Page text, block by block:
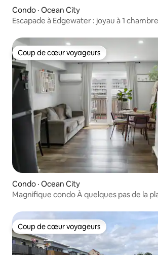
Condo · Ocean City
Escapade à Edgewater : joyau à 1
Coup de cœur voyageurs
Coup de cœur voyageurs
Condo · Ocean City
Magnifique condo À quelques pas de la plage + piscine
Coup de cœur voyageurs
Coup de cœur voyageurs